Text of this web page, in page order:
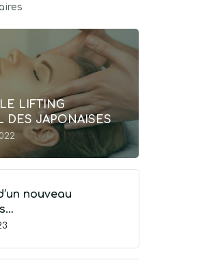
LIFTING
DES JAPONAISES
nouveau